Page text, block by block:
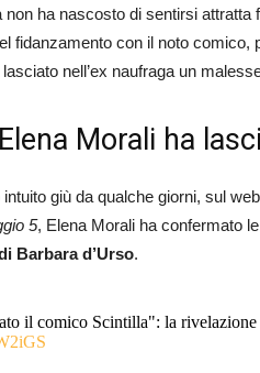
non ha nascosto di sentirsi
fidanzamento con il noto
nell’ex naufraga un
Morali ha
giù da qualche giorni, sul
5, Elena Morali ha confermato
Barbara d’Urso.
il comico Scintilla": la